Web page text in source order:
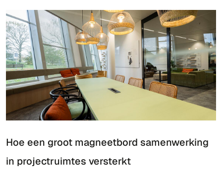
Hoe een groot magneetbord samenwerking
in projectruimtes versterkt